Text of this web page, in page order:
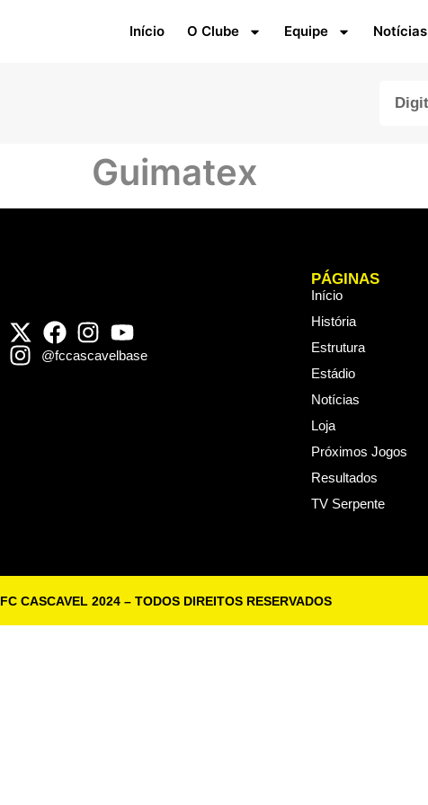
Início O Clube Equipe Notícias
Guimatex
@fccascavelbase
PÁGINAS
Início
História
Estrutura
Estádio
Notícias
Loja
Próximos Jogos
Resultados
TV Serpente
FC CASCAVEL 2024 – TODOS DIREITOS RESERVADOS